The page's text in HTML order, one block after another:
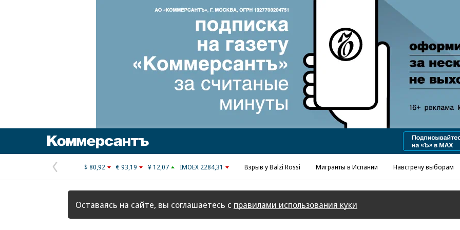
Реклама в «Ъ» www.kommersant.ru/ad
Предыдущая
страница
$ 80,92 € 93,19 ¥ 12,07 IMOEX 2284,31 Взрыв у Balzi Rossi Мигранты в Испании Навстречу выборам
Оставаясь на сайте, вы соглашаетесь с правилами использования куки